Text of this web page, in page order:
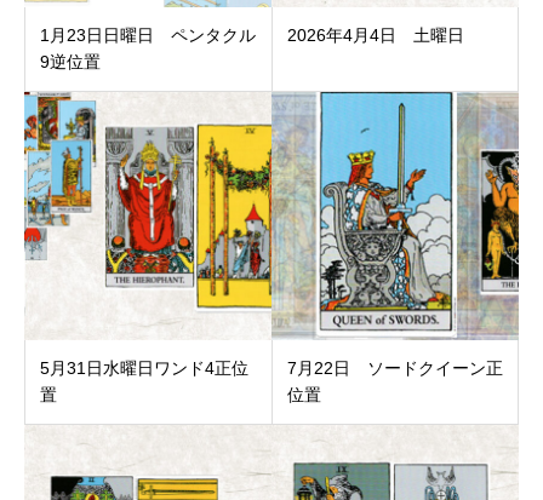
1月23日日曜日 ペンタクル
9逆位置
2026年4月4日 土曜日
5月31日水曜日ワンド4正位
置
7月22日 ソードクイーン正
位置